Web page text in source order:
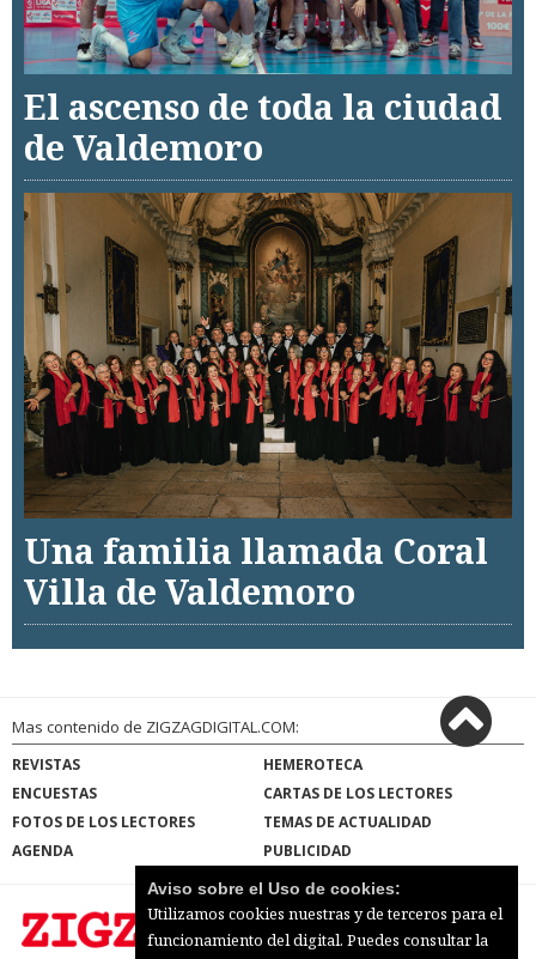
El ascenso de toda la ciudad
de Valdemoro
Una familia llamada Coral
Villa de Valdemoro
Mas contenido de ZIGZAGDIGITAL.COM:
REVISTAS
HEMEROTECA
ENCUESTAS
CARTAS DE LOS LECTORES
FOTOS DE LOS LECTORES
TEMAS DE ACTUALIDAD
AGENDA
PUBLICIDAD
Aviso sobre el Uso de cookies:
Utilizamos cookies nuestras y de terceros para el
funcionamiento del digital. Puedes consultar la